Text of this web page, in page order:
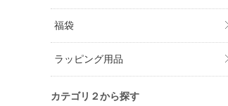
福袋
ラッピング用品
カテゴリ２から探す